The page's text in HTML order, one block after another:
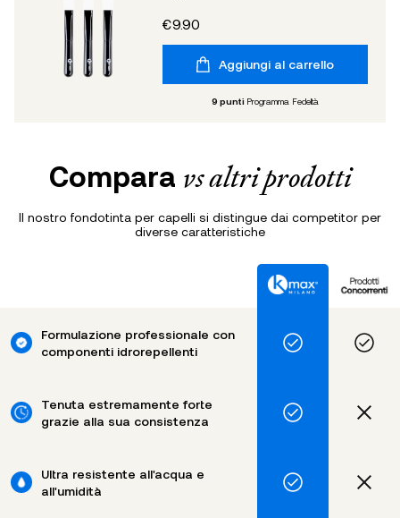
€9.90
Aggiungi al carrello
9 punti Programma Fedeltà
Compara vs altri prodotti
Il nostro fondotinta per capelli si distingue dai competitor per
diverse caratteristiche
Formulazione professionale con
componenti idrorepellenti
Tenuta estremamente forte
grazie alla sua consistenza
Ultra resistente all'acqua e
all'umidità